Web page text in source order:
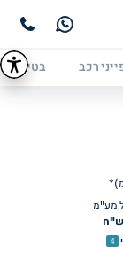
רכב בטיחות
מע"מ
4